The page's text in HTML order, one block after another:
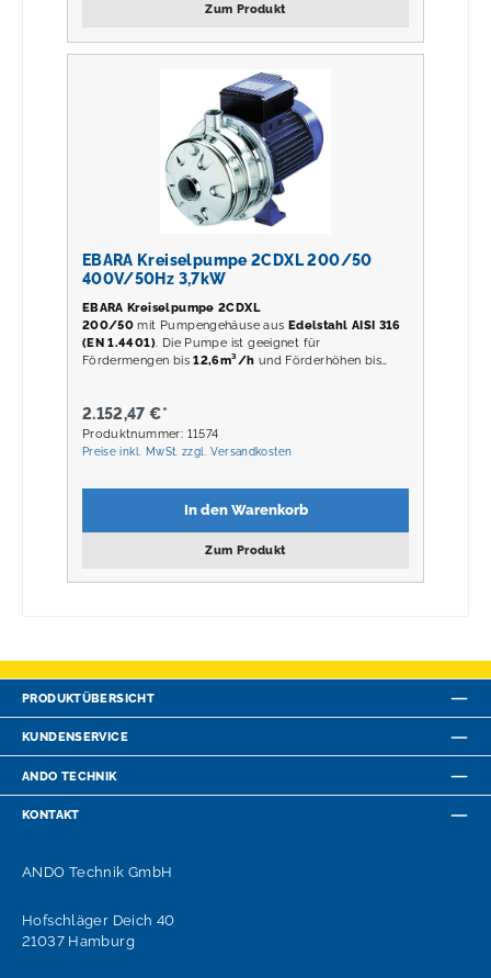
Zum Produkt
EBARA Kreiselpumpe 2CDXL 200/50
400V/50Hz 3,7kW
EBARA Kreiselpumpe 2CDXL
200/50 mit Pumpengehäuse aus Edelstahl AISI 316
(EN 1.4401). Die Pumpe ist geeignet für
Fördermengen bis12,6m³/h und Förderhöhen bis
2.152,47 €*
Produktnummer: 11574
Preise inkl. MwSt. zzgl. Versandkosten
In den Warenkorb
Zum Produkt
PRODUKTÜBERSICHT
KUNDENSERVICE
ANDO TECHNIK
KONTAKT
ANDO Technik GmbH
Hofschläger Deich 40
21037 Hamburg